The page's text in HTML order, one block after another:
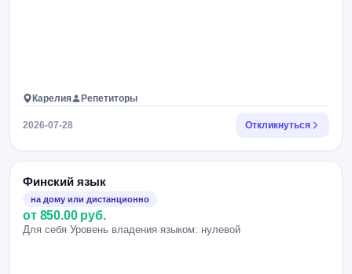
Карелия Репетиторы
2026-07-28 Откликнуться
Финский язык
на дому или дистанционно
от 850.00 руб.
Для себя Уровень владения языком: нулевой